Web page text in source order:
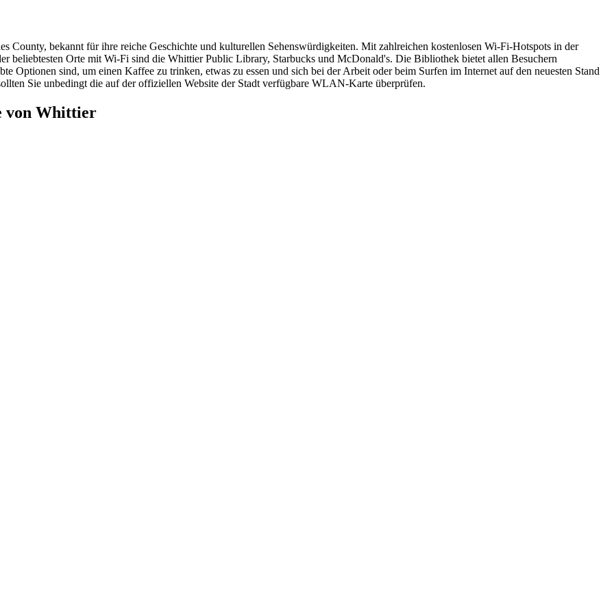
County, bekannt für ihre reiche Geschichte und kulturellen Sehenswürdigkeiten. Mit zahlreichen kostenlosen Wi-Fi-Hotspots in der
beliebtesten Orte mit Wi-Fi sind die Whittier Public Library, Starbucks und McDonald's. Die Bibliothek bietet allen Besuchern
Optionen sind, um einen Kaffee zu trinken, etwas zu essen und sich bei der Arbeit oder beim Surfen im Internet auf den neuesten Stand
Sie unbedingt die auf der offiziellen Website der Stadt verfügbare WLAN-Karte überprüfen.
von Whittier